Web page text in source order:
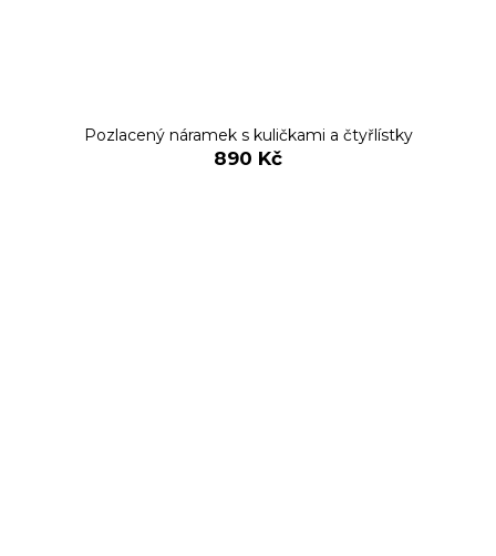
Pozlacený náramek s kuličkami a čtyřlístky
890 Kč